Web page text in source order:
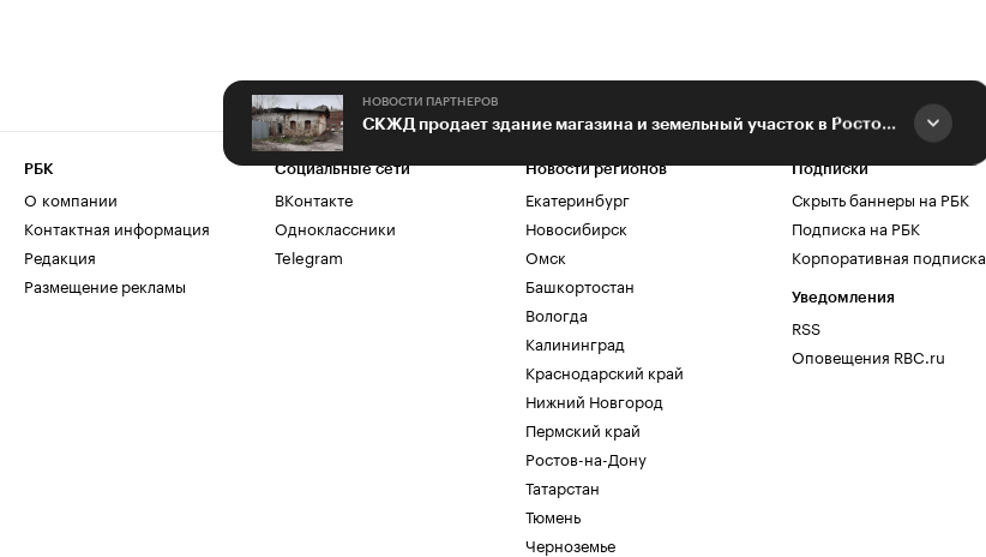
НОВОСТИ ПАРТНЕРОВ
СКЖД продает здание магазина и земельный участок в Ростовской области
РБК
О компании
Контактная информация
Редакция
Размещение рекламы
Социальные сети
ВКонтакте
Одноклассники
Telegram
Новости регионов
Екатеринбург
Новосибирск
Омск
Башкортостан
Вологда
Калининград
Краснодарский край
Нижний Новгород
Пермский край
Ростов-на-Дону
Татарстан
Тюмень
Черноземье
Подписки
Скрыть баннеры на РБК
Подписка на РБК
Корпоративная подписка
Уведомления
RSS
Оповещения RBC.ru